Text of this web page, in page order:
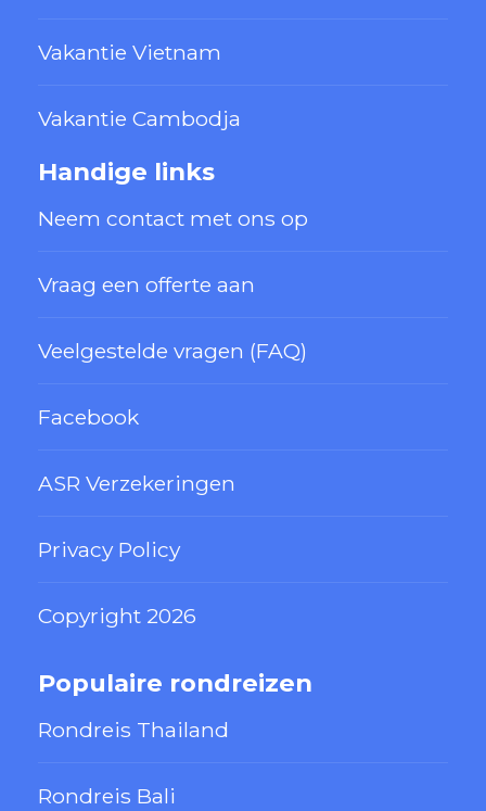
Vakantie Vietnam
Vakantie Cambodja
Handige links
Neem contact met ons op
Vraag een offerte aan
Veelgestelde vragen (FAQ)
Facebook
ASR Verzekeringen
Privacy Policy
Copyright 2026
Populaire rondreizen
Rondreis Thailand
Rondreis Bali